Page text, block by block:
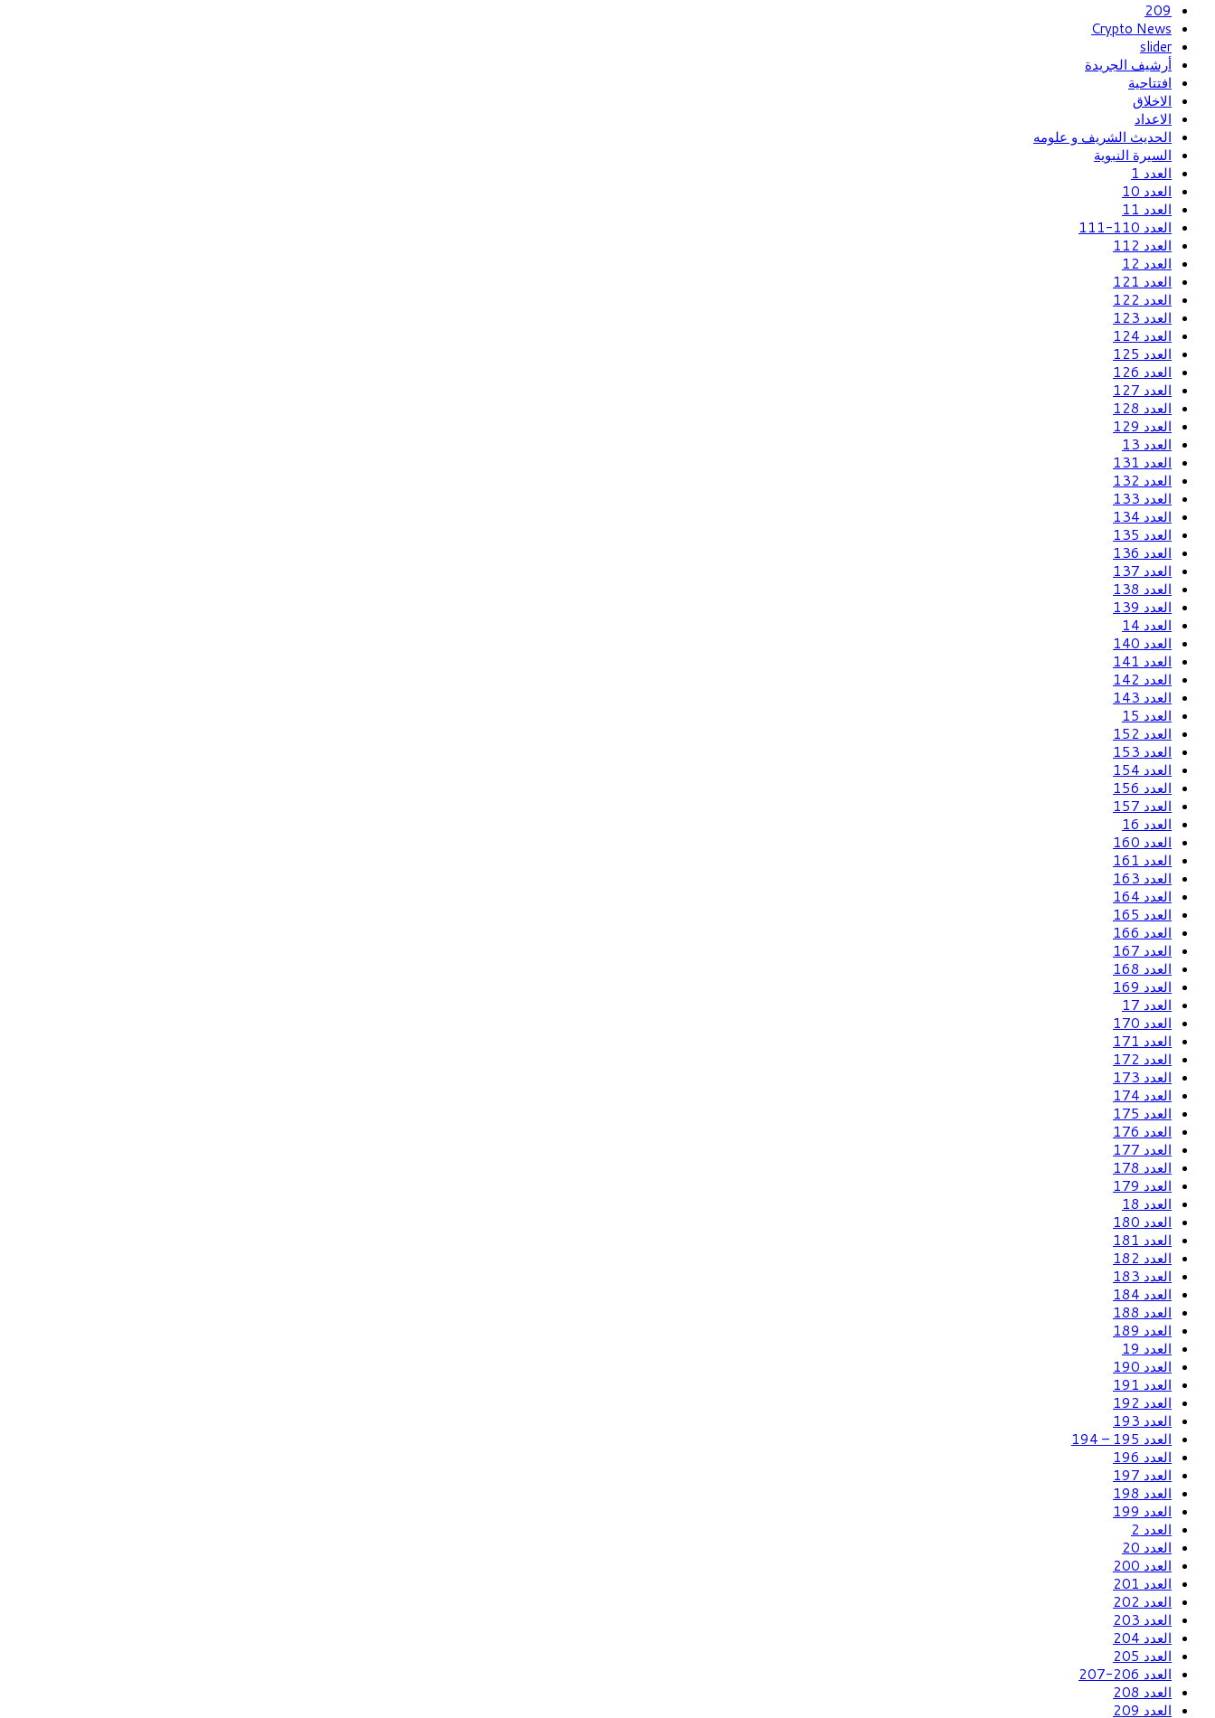
209
Crypto News
slider
أرشيف الجريدة
افتتاحية
الاخلاق
الاعداد
الحديث الشريف و علومه
السيرة النبوية
العدد 1
العدد 10
العدد 11
العدد 110-111
العدد 112
العدد 12
العدد 121
العدد 122
العدد 123
العدد 124
العدد 125
العدد 126
العدد 127
العدد 128
العدد 129
العدد 13
العدد 131
العدد 132
العدد 133
العدد 134
العدد 135
العدد 136
العدد 137
العدد 138
العدد 139
العدد 14
العدد 140
العدد 141
العدد 142
العدد 143
العدد 15
العدد 152
العدد 153
العدد 154
العدد 156
العدد 157
العدد 16
العدد 160
العدد 161
العدد 163
العدد 164
العدد 165
العدد 166
العدد 167
العدد 168
العدد 169
العدد 17
العدد 170
العدد 171
العدد 172
العدد 173
العدد 174
العدد 175
العدد 176
العدد 177
العدد 178
العدد 179
العدد 18
العدد 180
العدد 181
العدد 182
العدد 183
العدد 184
العدد 188
العدد 189
العدد 19
العدد 190
العدد 191
العدد 192
العدد 193
العدد 195 – 194
العدد 196
العدد 197
العدد 198
العدد 199
العدد 2
العدد 20
العدد 200
العدد 201
العدد 202
العدد 203
العدد 204
العدد 205
العدد 206-207
العدد 208
العدد 209